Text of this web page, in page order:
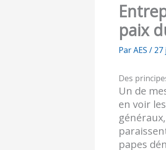
paix
ParAES / 27
Des
Un de
en voir
papes